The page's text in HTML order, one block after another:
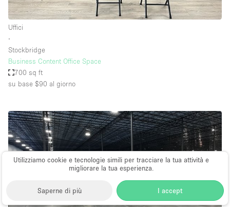
Utilizziamo cookie e tecnologie simili per tracciare la tua attività e
migliorare la tua esperienza.
Saperne di più I accept
Uffici
∙
Stockbridge
Business Content Office Space
700 sq ft
su base $90 al giorno